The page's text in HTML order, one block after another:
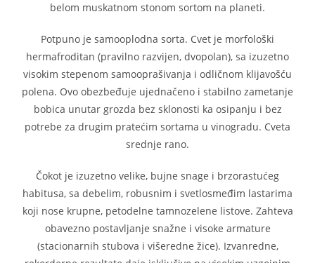
belom muskatnom stonom sortom na planeti.
Potpuno je samooplodna sorta. Cvet je morfološki
hermafroditan (pravilno razvijen, dvopolan), sa izuzetno
visokim stepenom samooprašivanja i odličnom klijavošću
polena. Ovo obezbeđuje ujednačeno i stabilno zametanje
bobica unutar grozda bez sklonosti ka osipanju i bez
potrebe za drugim pratećim sortama u vinogradu. Cveta
srednje rano.
Čokot je izuzetno velike, bujne snage i brzorastućeg
habitusa, sa debelim, robusnim i svetlosmeđim lastarima
koji nose krupne, petodelne tamnozelene listove. Zahteva
obavezno postavljanje snažne i visoke armature
(stacionarnih stubova i višeredne žice). Izvanredne,